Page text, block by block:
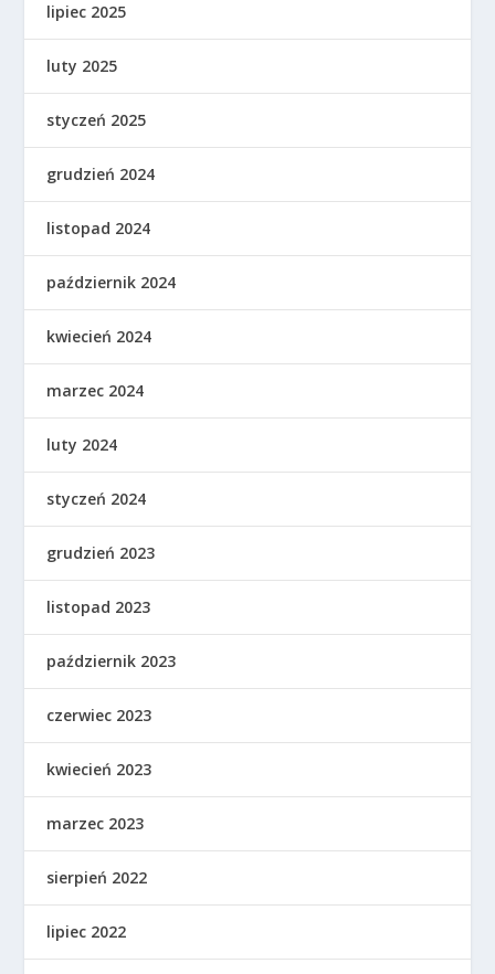
lipiec 2025
luty 2025
styczeń 2025
grudzień 2024
listopad 2024
październik 2024
kwiecień 2024
marzec 2024
luty 2024
styczeń 2024
grudzień 2023
listopad 2023
październik 2023
czerwiec 2023
kwiecień 2023
marzec 2023
sierpień 2022
lipiec 2022